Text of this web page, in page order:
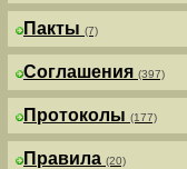
Пакты (7)
Соглашения (397)
Протоколы (177)
Правила (20)